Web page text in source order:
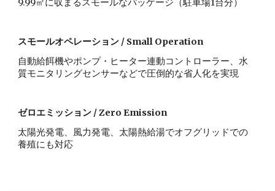
9.99㎡に収まるスモールなパッケージ（駐車場1台分）
スモールオペレーション / Small Operation
自動給餌機やポンプ・ヒーター連動コントローラー、水
質モニタリングセンサーなどで圧倒的な省人化を実現
ゼロエミッション / Zero Emission
太陽光発電、風力発電、太陽熱給湯でオフグリッドでの
養殖にも対応